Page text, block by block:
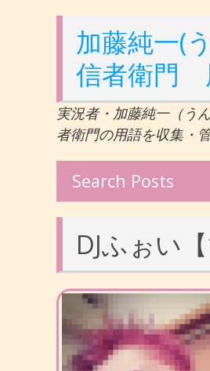
加藤純一(
信者衛門
実況者・加藤純一（う
者衛門の用語を収集・
Search Posts
DJふぉい